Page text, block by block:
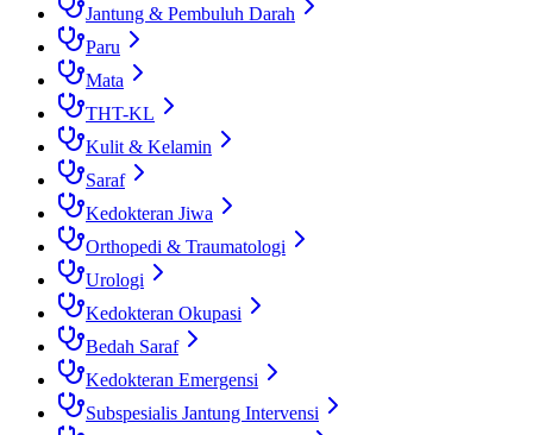
Jantung & Pembuluh Darah
Paru
Mata
THT-KL
Kulit & Kelamin
Saraf
Kedokteran Jiwa
Orthopedi & Traumatologi
Urologi
Kedokteran Okupasi
Bedah Saraf
Kedokteran Emergensi
Subspesialis Jantung Intervensi